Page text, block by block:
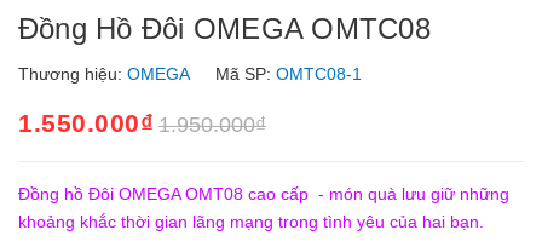
Đồng Hồ Đôi OMEGA OMTC08
Thương hiệu: OMEGA Mã SP: OMTC08-1
1.550.000₫ 1.950.000₫
Đồng hồ Đôi OMEGA OMT08 cao cấp - món quà lưu giữ những
khoảng khắc thời gian lãng mạng trong tình yêu của hai bạn.